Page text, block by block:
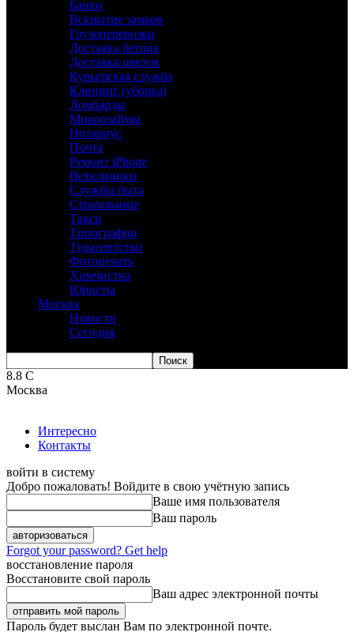
Банки
Вскрытие замков
Грузоперевозки
Доставка бетона
Доставка цветов
Курьерская служба
Клининг (уборка)
Ломбарды
Микрозаймы
Нотариус
Почта
Ремонт iPhone
Ветклиники
Службы быта
Страхование
Такси
Типографии
Турагентство
Фотопечать
Химчистка
Юристы
Москва
Новости
Сегодня
8.8 C
Москва
Интересно
Контакты
войти в систему
Добро пожаловать! Войдите в свою учётную запись
Ваше имя пользователя
Ваш пароль
Forgot your password? Get help
восстановление пароля
Восстановите свой пароль
Ваш адрес электронной почты
Пароль будет выслан Вам по электронной почте.